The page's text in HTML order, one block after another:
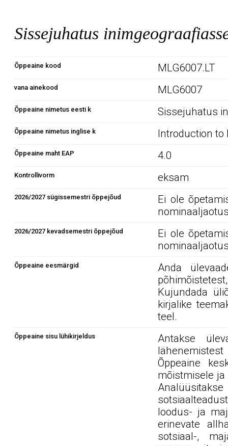
Sissejuhatus
Õppeaine kood MLG6007.LT
vana ainekood MLG6007
Õppeaine nimetus eesti k Sissejuhatus
Õppeaine nimetus inglise k Introduction to
Õppeaine maht EAP 4.0
Kontrollivorm eksam
2026/2027 sügissemestri õppejõud
Ei ole
2026/2027 kevadsemestri õppejõud
Ei ole
Õppeaine eesmärgid
Anda
Kujundada
kirjalike
teel.
Õppeaine sisu lühikirjeldus
Antakse
Õppeaine
mõistmisele
loodus- ja
erinevate
sotsiaal-,